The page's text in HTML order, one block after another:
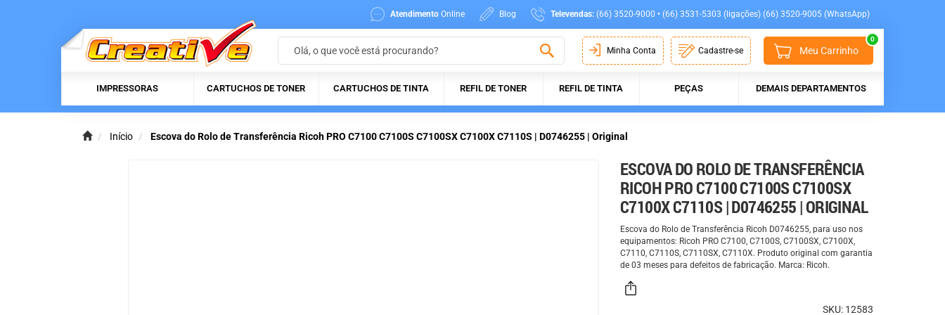
Atendimento Online Blog Televendas: (66) 3520-9000 • (66) 3531-5303 (ligações) (66) 3520-9005 (WhatsApp)
Minha Conta Cadastre-se Meu Carrinho
0
IMPRESSORAS CARTUCHOS DE TONER CARTUCHOS DE TINTA REFIL DE TONER REFIL DE TINTA PEÇAS DEMAIS DEPARTAMENTOS
Início Escova do Rolo de Transferência Ricoh PRO C7100 C7100S C7100SX C7100X C7110S | D0746255 | Original
ESCOVA DO ROLO DE TRANSFERÊNCIA
RICOH PRO C7100 C7100S C7100SX
C7100X C7110S | D0746255 | ORIGINAL
Escova do Rolo de Transferência Ricoh D0746255, para uso nos
equipamentos: Ricoh PRO C7100, C7100S, C7100SX, C7100X,
C7110, C7110S, C7110SX, C7110X. Produto original com garantia
de 03 meses para defeitos de fabricação. Marca: Ricoh.
SKU: 12583